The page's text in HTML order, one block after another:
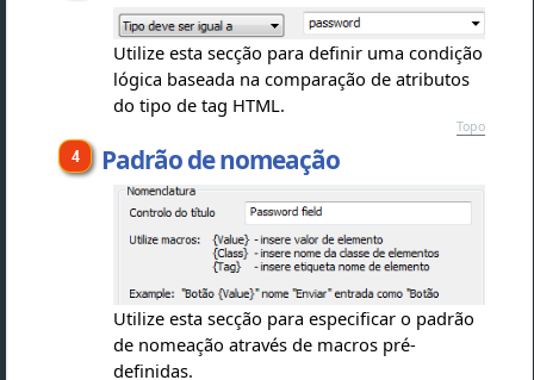
Utilize esta secção para definir uma condição
lógica baseada na comparação de atributos
do tipo de tag HTML.
Topo
Padrão de nomeação
Utilize esta secção para especificar o padrão
de nomeação através de macros pré-
definidas.